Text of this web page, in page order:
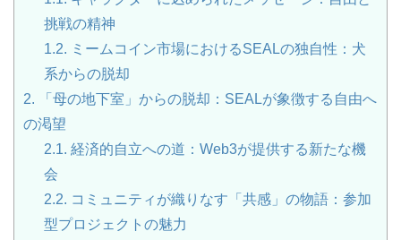
挑戦の精神
1.2. ミームコイン市場におけるSEALの独自性：犬
系からの脱却
2. 「母の地下室」からの脱却：SEALが象徴する自由へ
の渇望
2.1. 経済的自立への道：Web3が提供する新たな機
会
2.2. コミュニティが織りなす「共感」の物語：参加
型プロジェクトの魅力